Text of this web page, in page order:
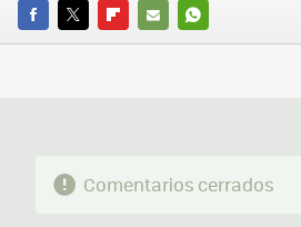
FACEBOOK
TWITTERFLIPBOARD
E-
WHATSAPP
Comentarios cerrados